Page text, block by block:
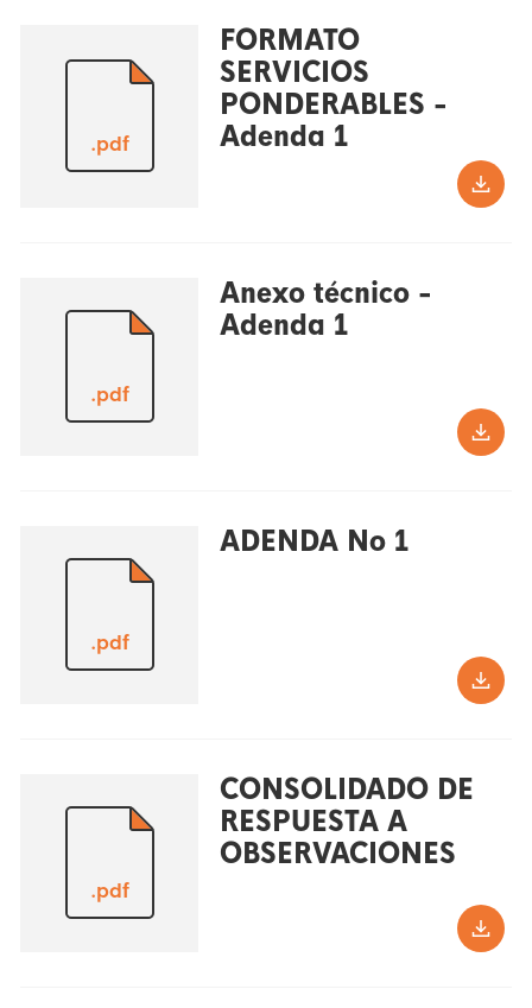
.pdf
FORMATO
SERVICIOS
PONDERABLES -
Adenda 1
.pdf
Anexo técnico -
Adenda 1
.pdf
ADENDA No 1
.pdf
CONSOLIDADO DE
RESPUESTA A
OBSERVACIONES